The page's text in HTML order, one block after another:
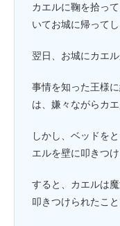
カエルに鞠を拾っ
いてお城に帰ってし
翌日、お城にカエル
事情を知った王様
は、嫌々ながらカ
しかし、ベッドを
エルを壁に叩きつけ
すると、カエルは
叩きつけられたこ